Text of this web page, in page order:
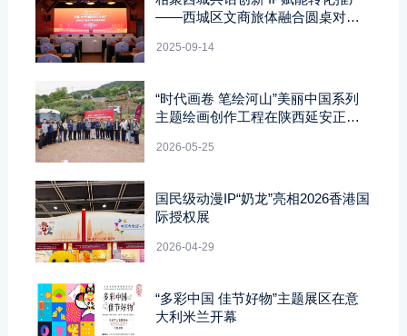
——西城区文商旅体融合圆桌对话
2025-09-14
“时代画卷 笔绘河山”美丽中国系列
主题绘画创作工程在陕西延安正式
2026-05-25
国民级动漫IP“奶龙”亮相2026香港国
际授权展
2026-04-29
“多彩中国 佳节好物”主题展区在意
大利米兰开幕